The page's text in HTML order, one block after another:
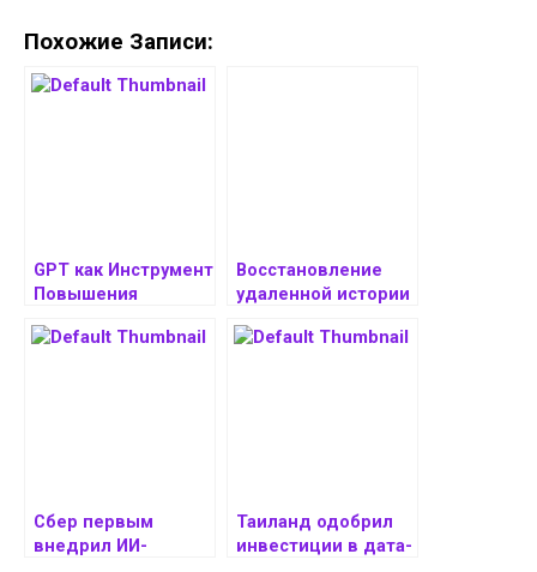
Похожие Записи:
GPT как Инструмент
Повышения
Удаленной Работе
Восстановление
удаленной истории
превентивные
Сбер первым
внедрил ИИ-
Таиланд одобрил
инвестиции в дата-